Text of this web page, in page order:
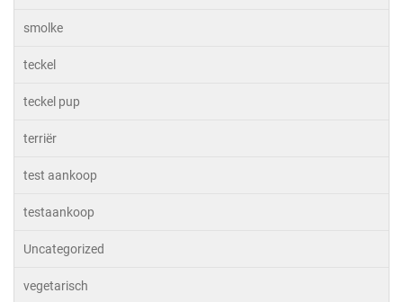
smolke
teckel
teckel pup
terriër
test aankoop
testaankoop
Uncategorized
vegetarisch